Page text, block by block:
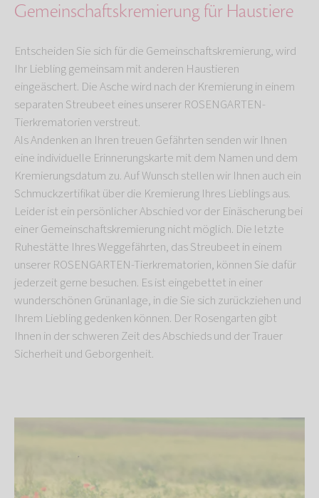
Gemeinschaftskremierung für Haustiere
Entscheiden Sie sich für die Gemeinschaftskremierung, wird
Ihr Liebling gemeinsam mit anderen Haustieren
eingeäschert. Die Asche wird nach der Kremierung in einem
separaten Streubeet eines unserer ROSENGARTEN-
Tierkrematorien verstreut.
Als Andenken an Ihren treuen Gefährten senden wir Ihnen
eine individuelle Erinnerungskarte mit dem Namen und dem
Kremierungsdatum zu. Auf Wunsch stellen wir Ihnen auch ein
Schmuckzertifikat über die Kremierung Ihres Lieblings aus.
Leider ist ein persönlicher Abschied vor der Einäscherung bei
einer Gemeinschaftskremierung nicht möglich. Die letzte
Ruhestätte Ihres Weggefährten, das Streubeet in einem
unserer ROSENGARTEN-Tierkrematorien, können Sie dafür
jederzeit gerne besuchen. Es ist eingebettet in einer
wunderschönen Grünanlage, in die Sie sich zurückziehen und
Ihrem Liebling gedenken können. Der Rosengarten gibt
Ihnen in der schweren Zeit des Abschieds und der Trauer
Sicherheit und Geborgenheit.